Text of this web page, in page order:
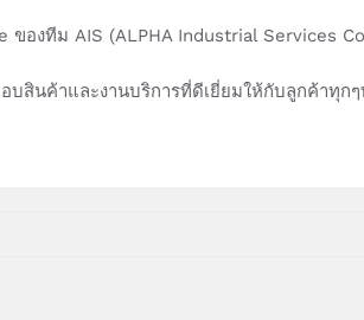
องทีม AIS (ALPHA Industrial Services
บสินค้าและงานบริการที่ดีเยี่ยมให้กับลูกค้า